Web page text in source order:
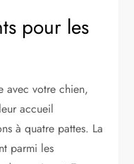
pour les
avec votre chien,
accueil
à quatre pattes. La
parmi les